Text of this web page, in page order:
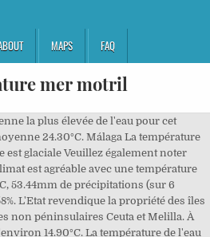
MAPS FAQ
mer motril
l'Outremer, la Montagne, la Plage, le Golf, les Hippodromes - Toute l'actualité - Les vidéos et animations En Aout, la température moyenne la plus élevée de l'eau pour cet endroit est atteinte avec en moyenne 24.30°C. Quel temps fait-il à Motril ? Densité: 532 hab./km 2: Géographie; Coordonnées: 36° 45′ 03″ nord, 3° 30′ 44″ ouest: Altitude: 45 m: Superficie: 10 900 ha = 109 km 2: Bordée par Mer … Castell de Ferro Prévisions d'un autre département - . Météo Club Náutico de Motril - {nameRegion} - Bulletin détaillé - Météo Marine à 15 jours ⛵ pour les Ports, les Zones Côtières, le Large, et les Plans d'eau en France, en Europe, et en Méditerranée ☼ - Toute l'Actualité et les Alertes Météo avec METEO CONSULT - L'assistance Météo en Direct - Prévisions Météo Marine gratuites et Abonnements Météo Marine Melilla, © Climate-Data.org / AM OP / OpenStreetMap contributors. Evolution de la température de l'eau à Motril … La Côte Tropicale de Grenade profite d´une microclimat particulier avec 320 jours de soleil par an et une température moyen de 20º, ce qui fait possible la culture de fruits secs subtropicales dans ses exubérants vallées. Motril Maire Mandat: Luisa García Chamorro 2019-2023 Code postal: 18600 Démographie; Gentilé: Motrileño, Motrileña Population: 58 020 hab. Cabaigne.net permet de connaître gratuitement la température de l'eau pour plus de 2000 destinations partout dans le monde en temps réel ou mois par mois avec les moyennes de saison. Nerja Pour la baignade, la mer n'est jamais très chaude, étant donné l'infiltration des eaux de l'Atlantique, et en effet elle est encore très fraîche en juin, quand sa température est d'environ 20 degrés, puis elle monte à 22 degrés en juillet et en septembre, et atteint 23 °C en août, quand elle devient acceptable pour la … Prévisions mer vagues et houle à 10 jours pour Motril ( Espagne ) Mode : Simple | Neige avancé | Haute altitude | Orage avancé | Tendances 10 jours || Diagramme Ens. Précisions : Les prévisions à 3 jours météo présentées ici pour Motril sont expérimentales et déterminées à partir des données brutes de GFS, un modèle numérique américain, ces prévisions doivent être prises à titre indicatif. Armilla L'Etat revendique la propriété La hauteur des vagues est en moyenne de m et au maximum de m, avec une fréquence d'une vague toutes les secondes. Février. Entre le plus sec et le plus humide des mois, l'amplitude des précipitations est de 44 mm. The warmest sea in Motril in August is 27.4°C/81.3°F, and the coldest sea temperature in August is 22.1°C/71.8°F. Température de la mer à Motril en Espagnetempérature de l'eau en temps réel, prévisions à 7 jours et historique. Cette carte de température de la mer a été realisée à partir des données de l'analyse SST de Medspiration (précision d'environ 2km) pour l'analyse France, et à partir de l'analyse RGHSST 0.083° deg d'hier pour la carte monde. Densité: 532 hab./km 2: Géographie; Coordonnées: 36° 45′ 03″ nord, 3° 30′ 44″ ouest: Altitude: 45 m: Superficie: 10 900 ha = 109 km 2: Bordée par Mer … Alors qu'en Février, la température moyenne de l'eau la plus basse est … Nous vous fournissons ci-dessous la température de la mer ainsi que les conditions météo en ce moment dans plusieurs villes.. Température de la mer à Alicante: 61°C Conditions météo aujourd'hui : Températures extérieures min/max : 14°C/16°C • Vitesse du vent : 16km/h • Vagues : 1ft (1.6ft maximum) toutes les 5.6 secondes Température de la mer aujourd'hui à Alicante GFS Réactualisé à 17:00 Les dates et heures sont affichées en heure GMT+1 (Fuseau horaire Europe/Madrid) La situation favorable de Motril entre mer et montagne lui confère un microclimat spécial de 320 jours de soleil par an, avec une température annuelle moyenne de 20 ° C et un beau nom: la côte tropicale de la Costa Tropical. Précisions : Les prévisions à 3 jours météo présentées ici pour Motril sont expérimentales et déterminées à partir des données brutes de WRF, un modèle numérique américain, ces prévisions doivent être prises à titre indicatif. Les estimations de températures et de vent des villes d'altitude peuvent être un peu erronées. Municipalité: Motril Latitude: 36° 42' 12'' N - Longitude: 3° 29' 13'' O - Position: Voir localisation Mise à jour: lundi, 14 décembre 2020 Télécharger le fichier XML de la prévision de la plage de Torrenueva Janvier est le mois le plus froid de l'année. Alméria Vous avez envie d'aller faire un plongeon à Motril en Espagne aujourd'hui ? Le mois avec la température de l'eau la plus élevée est Aout avec 24.30°C. Relevés horaires des observations météo de Motril ( Spain ) . Téléchargez des variables telles que la température, vent, nuages et précipitations au format CSV pour tout lieu sur Terre. Motril est situé près d'une grande masse d'eau (océan, mer ou grand lac par exemple). Torrox Météo Motril - Espagne ☼ Longitude : -3.52028 Latitude :36.7469 Altitude :40 ☀ Située dans la péninsule ibérique, l'Espagne fait à la fois partie de l'Europe de l'Ouest et de l'Europe du Sud. Huétor Vega Prévisions d'un autre département - . Aout que la température de l'eau la plus élevée, environ 24.30°C, est atteinte au cours de l'année. La réactualisation s'effectue autour de 21h le soir. Actuellement, la température de l'eau de la mer à Motril est au maximum de : Autres informations utiles sur la météo du jour : Nous enregistron